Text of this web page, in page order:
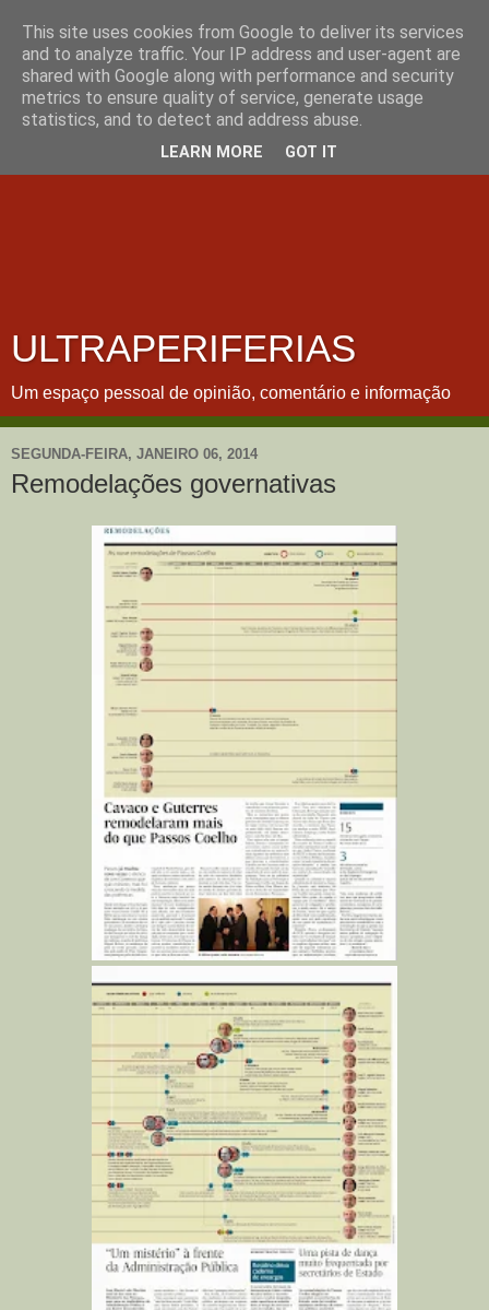
ULTRAPERIFERIAS
Um espaço pessoal de opinião, comentário e informação
SEGUNDA-FEIRA, JANEIRO 06, 2014
Remodelações governativas
This site uses cookies from Google to deliver its services
and to analyze traffic. Your IP address and user-agent are
shared with Google along with performance and security
metrics to ensure quality of service, generate usage
statistics, and to detect and address abuse.
LEARN MORE GOT IT